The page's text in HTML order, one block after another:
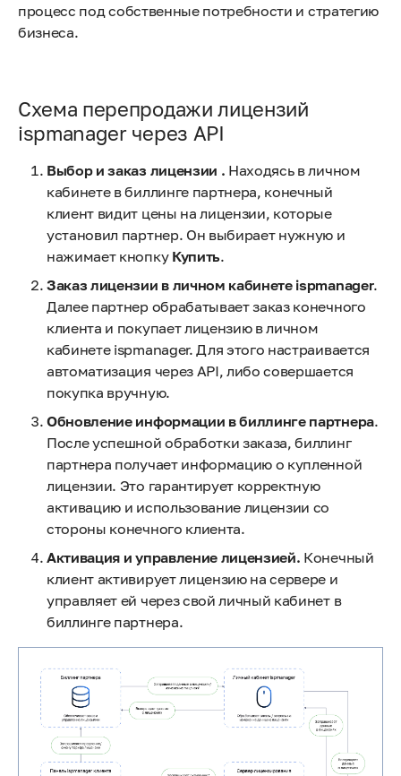
процесс под собственные потребности и стратегию
бизнеса.
Схема перепродажи лицензий
ispmanager через API
Выбор и заказ лицензии . Находясь в личном
кабинете в биллинге партнера, конечный
клиент видит цены на лицензии, которые
установил партнер. Он выбирает нужную и
нажимает кнопкуКупить.
Заказ лицензии в личном кабинете ispmanager.
Далее партнер обрабатывает заказ конечного
клиента и покупает лицензию в личном
кабинете ispmanager. Для этого настраивается
автоматизация через API, либо совершается
покупка вручную.
Обновление информации в биллинге партнера.
После успешной обработки заказа, биллинг
партнера получает информацию о купленной
лицензии. Это гарантирует корректную
активацию и использование лицензии со
стороны конечного клиента.
Активация и управление лицензией. Конечный
клиент активирует лицензию на сервере и
управляет ей через свой личный кабинет в
биллинге партнера.